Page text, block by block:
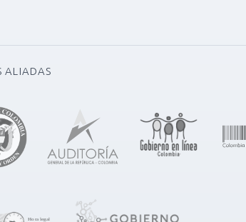
ALIADAS